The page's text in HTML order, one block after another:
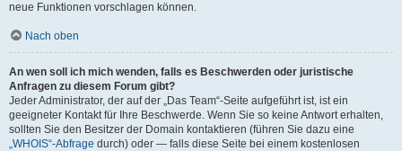
neue Funktionen vorschlagen können.
Nach oben
An wen soll ich mich wenden, falls es Beschwerden oder juristische
Anfragen zu diesem Forum gibt?
Jeder Administrator, der auf der „Das Team“-Seite aufgeführt ist, ist ein
geeigneter Kontakt für Ihre Beschwerde. Wenn Sie so keine Antwort erhalten,
sollten Sie den Besitzer der Domain kontaktieren (führen Sie dazu eine
„WHOIS“-Abfrage durch) oder — falls diese Seite bei einem kostenlosen